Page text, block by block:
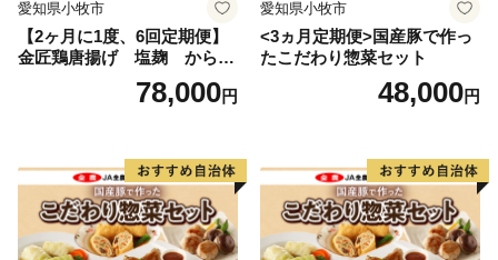
受けしておりません。
◇ヤマト運輸様では、お礼の品の発送後にお届け先を変
更（転送）する場合、転送料金は贈答用の場合でもお届
け先様のご負担となりますので、ご住所にお間違いがな
なお、お届け先様が住所不明で配達ができない場合は、
送り状記載のご依頼主様に返送させていただきますの
で、予めご了承ください。
◇一部離島にはクール便でのお届けができかねる地域が
愛知県小牧市
【2ヶ月に1度、6回定期便】
金匠鶏唐揚げ 塩麹 からあ
78,000円
愛知県小牧市
<3ヵ月定期便>国産豚で作っ
たこだわり惣菜セット
48,000円